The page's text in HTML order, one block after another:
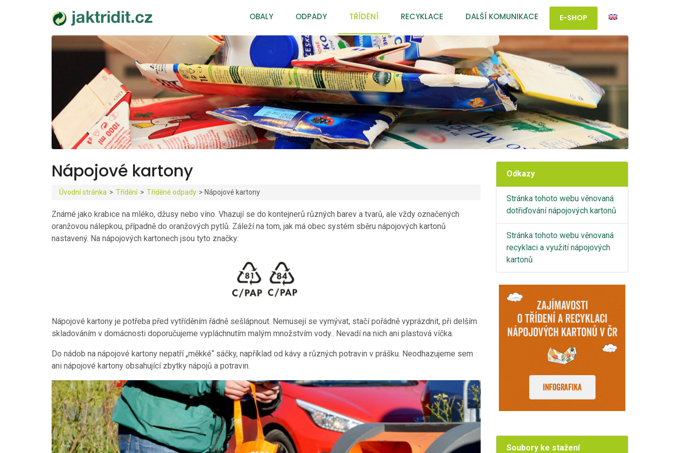
OBALY ODPADY TŘÍDĚNÍ RECYKLACE DALŠÍ KOMUNIKACE E-SHOP
Nápojové kartony
Úvodní stránka > Třídění > Tříděné odpady > Nápojové kartony
Známé jako krabice na mléko, džusy nebo víno. Vhazují se do kontejnerů různých barev a tvarů, ale vždy označených
oranžovou nálepkou, případně do oranžových pytlů. Záleží na tom, jak má obec systém sběru nápojových kartonů
nastavený. Na nápojových kartonech jsou tyto značky:
Nápojové kartony je potřeba před vytříděním řádně sešlápnout. Nemusejí se vymývat, stačí pořádně vyprázdnit, při delším
skladováním v domácnosti doporučujeme vypláchnutím malým množstvím vody.. Nevadí na nich ani plastová víčka.
Do nádob na nápojové kartony nepatří „měkké“ sáčky, například od kávy a různých potravin v prášku. Neodhazujeme sem
ani nápojové kartony obsahující zbytky nápojů a potravin.
Odkazy
Stránka tohoto webu věnovaná
dotřiďování nápojových kartonů
Stránka tohoto webu věnovaná
recyklaci a využití nápojových
kartonů
Soubory ke stažení